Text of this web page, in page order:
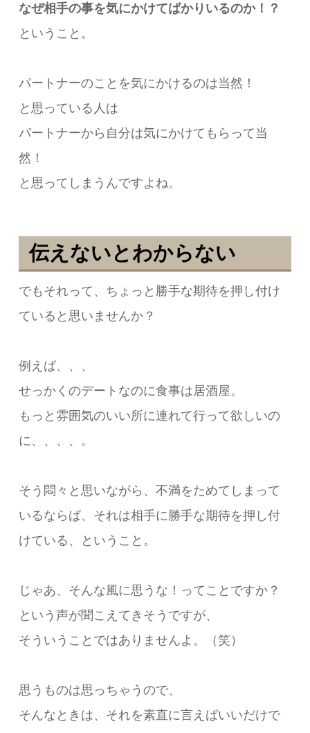
なぜ相手の事を気にかけてばかりいるのか！？
ということ。
パートナーのことを気にかけるのは当然！
と思っている人は
パートナーから自分は気にかけてもらって当
然！
と思ってしまうんですよね。
伝えないとわからない
でもそれって、ちょっと勝手な期待を押し付け
ていると思いませんか？
例えば、、、
せっかくのデートなのに食事は居酒屋。
もっと雰囲気のいい所に連れて行って欲しいの
に、、、、。
そう悶々と思いながら、不満をためてしまって
いるならば、それは相手に勝手な期待を押し付
けている、ということ。
じゃあ、そんな風に思うな！ってことですか？
という声が聞こえてきそうですが、
そういうことではありませんよ。（笑）
思うものは思っちゃうので、
そんなときは、それを素直に言えばいいだけで